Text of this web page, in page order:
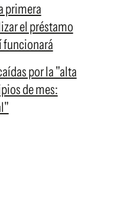
primera
el préstamo
funcionará
por la "alta
de mes: